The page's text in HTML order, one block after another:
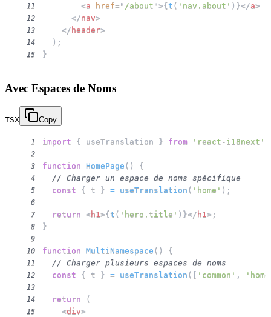
11 <a href= " /about ">{t ( 'nav.about' ) }</a>
12 </nav>
13 </ header>
14 ) ;
15 }
Avec Espaces de Noms
TSX Copy
1 import { useTranslation } from 'react-i18next'
2
3
function HomePage ( ) {
4 // Charger un espace de noms spécifique
5 const { t } = useTranslation ( 'home' ) ;
6
7
return < h1>{t ( 'hero.title' ) }</ h1> ;
8 }
9
10
function MultiNamespace ( ) {
11 // Charger plusieurs espaces de noms
12 const { t } = useTranslation ( [ 'common' ,
13
14
return (
15 <div>